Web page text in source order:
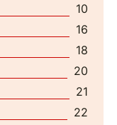
10
16
18
20
21
22